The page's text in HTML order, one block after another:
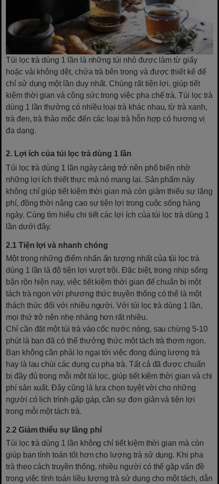
Túi lọc trà dùng 1 lần là những túi nhỏ được làm từ giấy
hoặc vải không dệt, chứa trà bên trong và được thiết kế để
chỉ sử dụng một lần duy nhất. Chúng rất tiện lợi, giúp tiết
kiệm thời gian và công sức trong việc pha chế trà. Túi lọc trà
dùng 1 lần thường có nhiều loại trà khác nhau, từ trà xanh,
trà đen, trà thảo mộc đến các loại trà hỗn hợp có hương vị
đa dạng.
2. Lợi ích của túi lọc trà dùng 1 lần
Túi lọc trà dùng 1 lần ngày càng trở nên phổ biến nhờ
những lợi ích thiết thực mà nó mang lại. Sản phẩm này
không chỉ giúp tiết kiệm thời gian mà còn giảm thiểu sự lãng
phí, đồng thời nâng cao sự tiện lợi trong cuộc sống hàng
ngày. Cùng tìm hiểu chi tiết các lợi ích của túi lọc trà dùng 1
lần dưới đây.
2.1 Tiện lợi và nhanh chóng
Một trong những điểm nhấn ấn tượng nhất của túi lọc trà
dùng 1 lần là độ tiện lợi vượt trội. Đặc biệt, trong nhịp sống
bận rộn hiện nay, việc tiết kiệm thời gian để chuẩn bị một
tách trà ngon với phương thức truyền thống có thể là một
thách thức đối với nhiều người. Với túi lọc trà dùng 1 lần,
mọi thứ trở nên nhẹ nhàng hơn rất nhiều.
Chỉ cần đặt một túi trà vào cốc nước nóng, sau chừng 5-10
phút là bạn đã có thể thưởng thức một tách trà thơm ngon.
Bạn không cần phải lo ngại tới việc đong đúng lượng trà
hay là lau chùi các dụng cụ pha trà. Tất cả đã được chuẩn
bị đầy đủ trong mỗi một túi lọc, giúp tiết kiệm thời gian và chi
phí sản xuất. Đây cũng là lựa chọn tuyệt vời cho những
người có lịch trình gấp gáp, cần sự đơn giản và tiện lợi
trong mỗi một tách trà.
2.2 Giảm thiểu sự lãng phí
Túi lọc trà dùng 1 lần không chỉ tiết kiệm thời gian mà còn
giúp bạn tính toán tốt hơn cho lượng trà sử dụng. Khi pha
trà theo cách truyền thống, nhiều người có thể gặp vấn đề
trong việc tính toán liều lượng trà sử dụng cho một tách, dẫn